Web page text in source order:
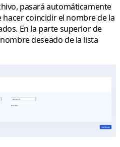
pasará automáticamente
hacer coincidir el nombre de la
En la parte superior de
deseado de la lista